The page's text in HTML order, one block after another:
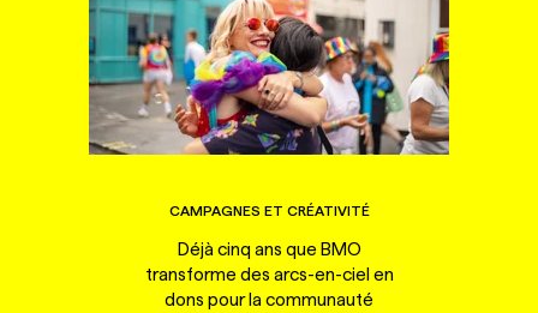
CAMPAGNES ET CRÉATIVITÉ
Déjà cinq ans que BMO
transforme des arcs-en-ciel en
dons pour la communauté